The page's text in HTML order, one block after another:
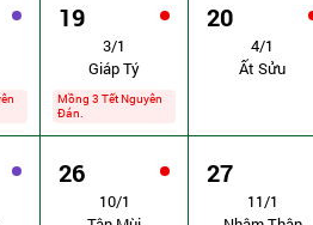
19
3/1
Giáp Tý
Mồng 3 Tết Nguyên
Đán.
20
4/1
Ất Sửu
26
10/1
27
11/1